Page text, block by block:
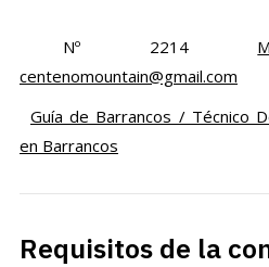
Nº 2214
centenomountain@gmail.com
Guía de Barrancos / Técnico
en Barrancos
Requisitos de la